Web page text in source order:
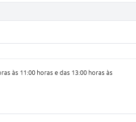
às 11:00 horas e das 13:00 horas às